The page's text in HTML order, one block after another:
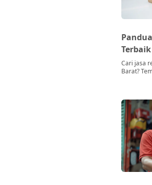
Harga
Cari jasa
Barat?
harga,